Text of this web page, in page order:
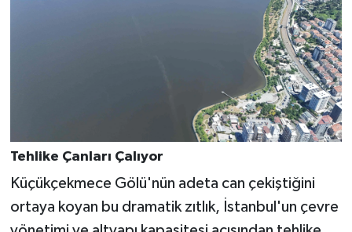
Tehlike Çanları Çalıyor
Küçükçekmece Gölü'nün adeta can çekiştiğini
ortaya koyan bu dramatik zıtlık, İstanbul'un çevre